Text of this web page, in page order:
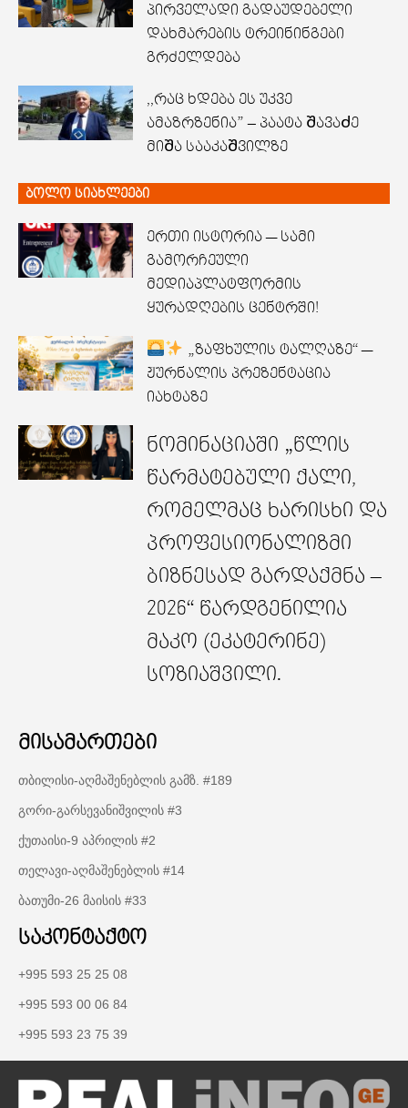
პირველადი გადაუდებელი
დახმარების ტრეინინგები
გრძელდება
,,რაც ხდება ეს უკვე
ამაზრზენია” – პაატა ᲨავაᲫე
მიᲨა სააკაᲨვილზე
ბოლო სიახლეები
ერთი ისტორია — სამი
გამორჩეული
მედიაპლატფორმის
ყურადღების ცენტრში!
„ზაფხულის ტალღაზე“ —
ჟურნალის პრეზენტაცია
იახტაზე
ნომინაციაში „წლის
წარმატებული ქალი,
რომელმაც ხარისხი და
პროფესიონალიზმი
ბიზნესად გარდაქმნა –
2026“ წარდგენილია
მაკო (ეკატერინე)
სოზიაშვილი.
მისამართები
თბილისი-აღმაშენებლის გამზ. #189
გორი-გარსევანიშვილის #3
ქუთაისი-9 აპრილის #2
თელავი-აღმაშენებლის #14
ბათუმი-26 მაისის #33
საკონტაქტო
+995 593 25 25 08
+995 593 00 06 84
+995 593 23 75 39